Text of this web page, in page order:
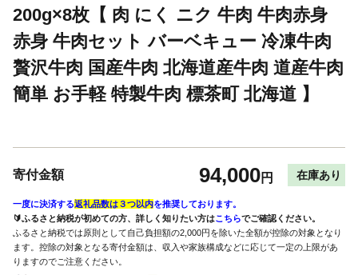
200g×8枚【 肉 にく ニク 牛肉 牛肉赤身
赤身 牛肉セット バーベキュー 冷凍牛肉
贅沢牛肉 国産牛肉 北海道産牛肉 道産牛肉
簡単 お手軽 特製牛肉 標茶町 北海道 】
寄付金額 94,000円 在庫あり
一度に決済する返礼品数は３つ以内を推奨しております。
🔰ふるさと納税が初めての方、詳しく知りたい方はこちらでご確認ください。
ふるさと納税では原則として自己負担額の2,000円を除いた全額が控除の対象となり
ます。控除の対象となる寄付金額は、収入や家族構成などに応じて一定の上限があ
りますのでご注意ください。